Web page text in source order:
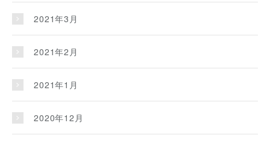
2021年3月
2021年2月
2021年1月
2020年12月